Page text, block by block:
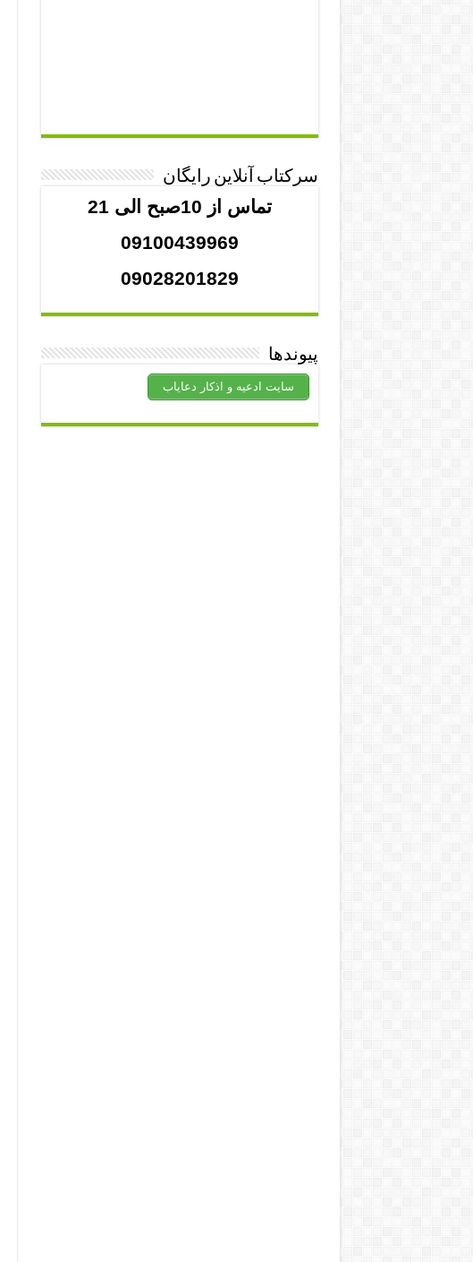
سرکتاب آنلاین رایگان
تماس از 10صبح الی 21
09100439969
09028201829
پیوندها
سایت ادعیه و اذکار دعایاب